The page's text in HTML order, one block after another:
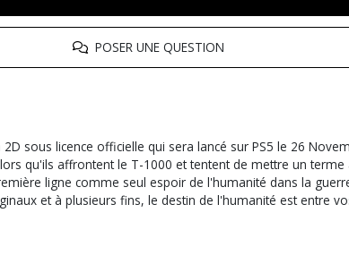
POSER UNE QUESTION
sous licence officielle qui sera lancé sur PS5 le 26
qu'ils affrontent le T-1000 et tentent de mettre un
ligne comme seul espoir de l'humanité dans la
et à plusieurs fins, le destin de l'humanité est entre